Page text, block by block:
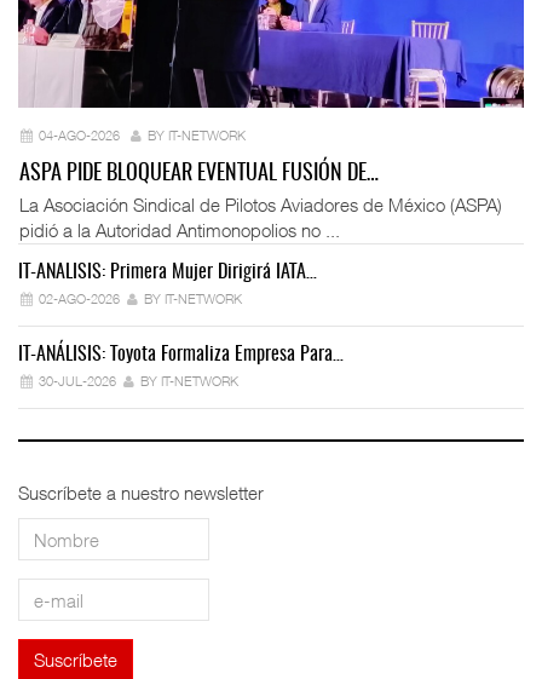
04-AGO-2026 BY IT-NETWORK
ASPA PIDE BLOQUEAR EVENTUAL FUSIÓN DE…
La Asociación Sindical de Pilotos Aviadores de México (ASPA)
pidió a la Autoridad Antimonopolios no ...
IT-ANÁLISIS: Primera Mujer Dirigirá IATA…
02-AGO-2026 BY IT-NETWORK
IT-ANÁLISIS: Toyota Formaliza Empresa Para…
30-JUL-2026 BY IT-NETWORK
Suscríbete a nuestro newsletter